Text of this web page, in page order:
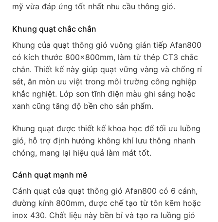
mỹ vừa đáp ứng tốt nhất nhu cầu thông gió.
Khung quạt chắc chắn
Khung của quạt thông gió vuông gián tiếp Afan800
có kích thước 800x800mm, làm từ thép CT3 chắc
chắn. Thiết kế này giúp quạt vững vàng và chống rỉ
sét, ăn mòn ưu việt trong môi trường công nghiệp
khắc nghiệt. Lớp sơn tĩnh điện màu ghi sáng hoặc
xanh cũng tăng độ bền cho sản phẩm.
Khung quạt được thiết kế khoa học để tối ưu luồng
gió, hỗ trợ định hướng không khí lưu thông nhanh
chóng, mang lại hiệu quả làm mát tốt.
Cánh quạt mạnh mẽ
Cánh quạt của quạt thông gió Afan800 có 6 cánh,
đường kính 800mm, được chế tạo từ tôn kẽm hoặc
inox 430. Chất liệu này bền bỉ và tạo ra luồng gió